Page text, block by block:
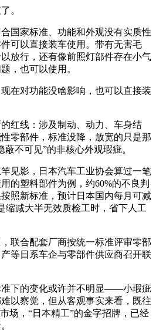
。
国家标准、功能和外观没有实质性
可以直接装车使用。带有无害毛
放行，还有像前照灯部件存在小气
，也可以使用。
在对功能没啥影响，也可以直接装
红线：涉及制动、动力、车身结
零部件，标准没降，放宽的只是那
不可见”的非核心外观瑕疵。
见影，日本汽车工业协会算过一笔
的塑料部件为例，约60%的不良判
照新标准，预计日本国内每月可减
缩减大半无效质检工时，省下人工
联合配套厂商按统一标准评审零部
等日系车企与零部件供应商召开联
准下的变化或许并不明显——小瑕疵
以察觉，但从客观事实来看，既往
场，“日本精工”的金字招牌，已经